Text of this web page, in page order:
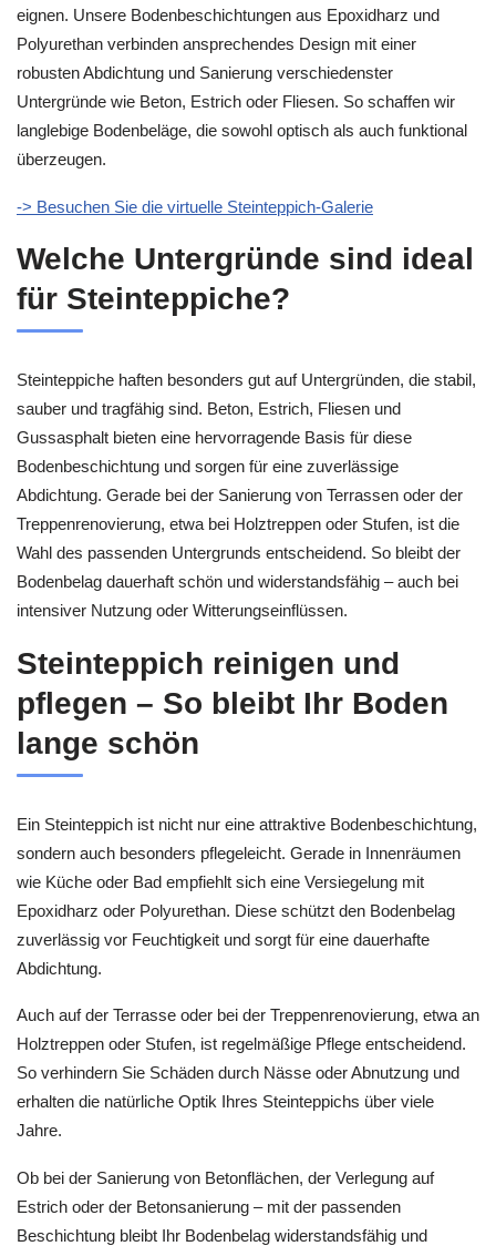
eignen. Unsere Bodenbeschichtungen aus Epoxidharz und
Polyurethan verbinden ansprechendes Design mit einer
robusten Abdichtung und Sanierung verschiedenster
Untergründe wie Beton, Estrich oder Fliesen. So schaffen wir
langlebige Bodenbeläge, die sowohl optisch als auch funktional
überzeugen.
-> Besuchen Sie die virtuelle Steinteppich-Galerie
Welche Untergründe sind ideal
für Steinteppiche?
Steinteppiche haften besonders gut auf Untergründen, die stabil,
sauber und tragfähig sind. Beton, Estrich, Fliesen und
Gussasphalt bieten eine hervorragende Basis für diese
Bodenbeschichtung und sorgen für eine zuverlässige
Abdichtung. Gerade bei der Sanierung von Terrassen oder der
Treppenrenovierung, etwa bei Holztreppen oder Stufen, ist die
Wahl des passenden Untergrunds entscheidend. So bleibt der
Bodenbelag dauerhaft schön und widerstandsfähig – auch bei
intensiver Nutzung oder Witterungseinflüssen.
Steinteppich reinigen und
pflegen – So bleibt Ihr Boden
lange schön
Ein Steinteppich ist nicht nur eine attraktive Bodenbeschichtung,
sondern auch besonders pflegeleicht. Gerade in Innenräumen
wie Küche oder Bad empfiehlt sich eine Versiegelung mit
Epoxidharz oder Polyurethan. Diese schützt den Bodenbelag
zuverlässig vor Feuchtigkeit und sorgt für eine dauerhafte
Abdichtung.
Auch auf der Terrasse oder bei der Treppenrenovierung, etwa an
Holztreppen oder Stufen, ist regelmäßige Pflege entscheidend.
So verhindern Sie Schäden durch Nässe oder Abnutzung und
erhalten die natürliche Optik Ihres Steinteppichs über viele
Jahre.
Ob bei der Sanierung von Betonflächen, der Verlegung auf
Estrich oder der Betonsanierung – mit der passenden
Beschichtung bleibt Ihr Bodenbelag widerstandsfähig und